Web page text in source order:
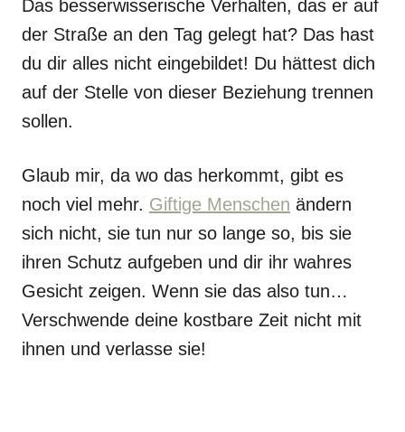
Das besserwisserische Verhalten, das er auf
der Straße an den Tag gelegt hat? Das hast
du dir alles nicht eingebildet! Du hättest dich
auf der Stelle von dieser Beziehung trennen
sollen.
Glaub mir, da wo das herkommt, gibt es
noch viel mehr. Giftige Menschen ändern
sich nicht, sie tun nur so lange so, bis sie
ihren Schutz aufgeben und dir ihr wahres
Gesicht zeigen. Wenn sie das also tun…
Verschwende deine kostbare Zeit nicht mit
ihnen und verlasse sie!